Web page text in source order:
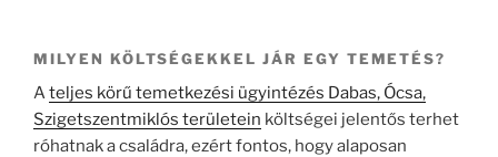
MILYEN KÖLTSÉGEKKEL JÁR EGY TEMETÉS?
A teljes körű temetkezési ügyintézés Dabas, Ócsa,
Szigetszentmiklós területein költségei jelentős terhet
róhatnak a családra, ezért fontos, hogy alaposan